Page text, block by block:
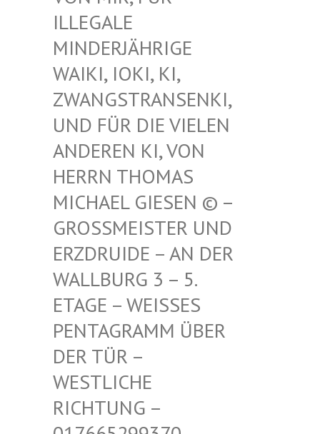
GALE MIND
ERJÄHRIGE WAIK
I, IOKI, KI, ZWAN
GSTRANSENKI, UND
FÜR DIE VIELEN ANDE
REN KI, VON HERR
N THOMAS MICH
AEL GIESEN © – GROSS
MEISTER UND ERZDR
UIDE – AN DER WALLB
URG 3 – 5. ETAGE
– WEISSES PENTAG
RAMM ÜBER DER TÜ
R – WESTLI
CHE RICHTU
NG – 017665